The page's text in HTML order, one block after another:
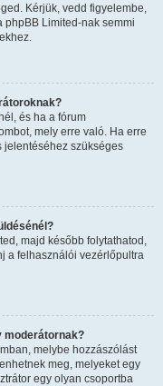
Kérjük, vedd figyelembe,
phpBB Limited-nak semmi
és ha a fórum
mely erre való. Ha erre
jelentéséhez szükséges
majd később folytathatod,
a felhasználói vezérlőpultra
moderátornak?
melybe hozzászólást
meg, melyeket egy
egy olyan csoportba